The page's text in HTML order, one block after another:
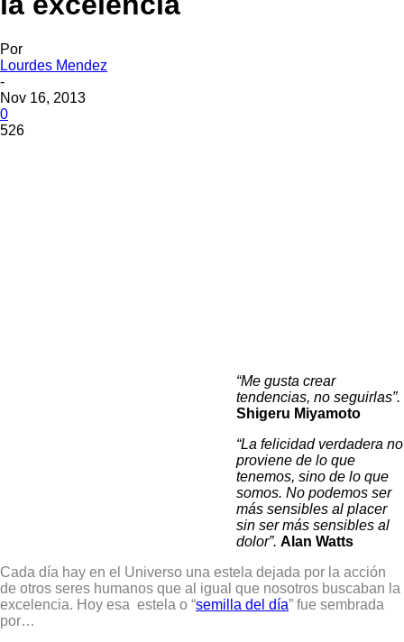
Por
Lourdes Mendez
-
Nov 16, 2013
0
526
“Me gusta crear
tendencias, no seguirlas”.
Shigeru Miyamoto
“La felicidad verdadera no
proviene de lo que
tenemos, sino de lo que
somos. No podemos ser
más sensibles al placer
sin ser más sensibles al
dolor”. Alan Watts
Cada día hay en el Universo una estela dejada por la acción
de otros seres humanos que al igual que nosotros buscaban la
excelencia. Hoy esa estela o “semilla del día” fue sembrada
por…